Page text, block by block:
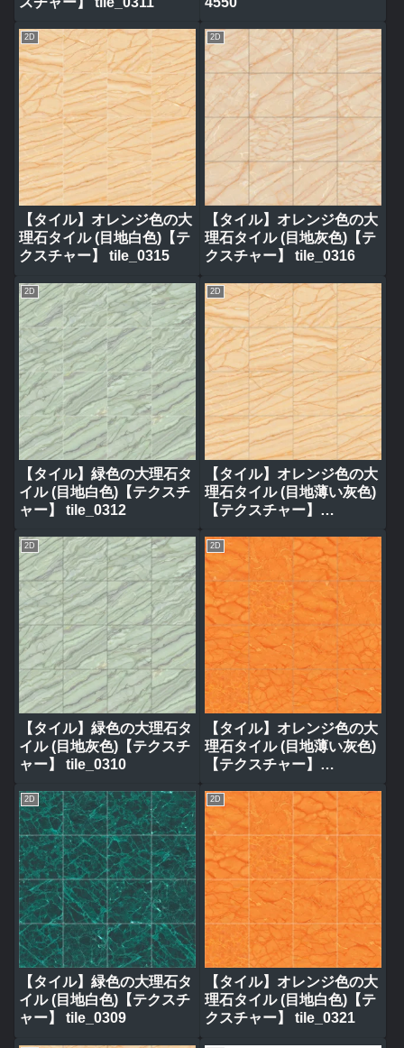
2D
【タイル】オレンジ色の大
理石タイル (目地白色)【テ
クスチャー】 tile_0315
2D
【タイル】オレンジ色の大
理石タイル (目地灰色)【テ
クスチャー】 tile_0316
2D
【タイル】緑色の大理石タ
イル (目地白色)【テクスチ
ャー】 tile_0312
2D
【タイル】オレンジ色の大
理石タイル (目地薄い灰色)
【テクスチャー】
2D
【タイル】緑色の大理石タ
イル (目地灰色)【テクスチ
ャー】 tile_0310
2D
【タイル】オレンジ色の大
理石タイル (目地薄い灰色)
【テクスチャー】
2D
【タイル】緑色の大理石タ
イル (目地白色)【テクスチ
ャー】 tile_0309
2D
【タイル】オレンジ色の大
理石タイル (目地白色)【テ
クスチャー】 tile_0321